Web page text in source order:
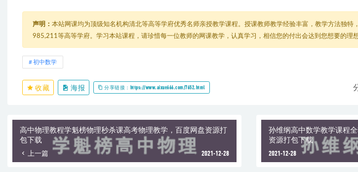
└─ 初中数学竞赛训练营==
└─ 初中数学竞赛训练营
├─ 02 因式分解之换元法.mp4
├─ 03 因式分解之配方法.mp4
├─ 04 因式分解之待定系数法.mp4
├─ 05 余数定理与综合除法.mp4
├─ 07 整式恒等变形1.mp4
├─ 08 整式恒等变形-2.mp4
├─ 12 应用问题-2.mp4
├─ 13 应用问题-3.mp4
└─ 14 应用问题-4.mp4
声明： 本站网课均为顶级知名机构清北等高等学府优秀名师亲授教学课程。授课教师教学经验丰富，教学方法独特
985,211等高等学府。学习本站课程，请珍惜每一位教师的网课教学，认真学习，相信您的付出会达到您想要的理想
初中数学
收藏 海报 分享链接：https://www.aixue666.com/7652.html
高中物理教程学魁榜物理秒杀课高考物理教学，百度网盘资源打
包下载
上一篇 2021-12-28
孙维纲高中数学教学课程
资源打包下载
2021-12-28